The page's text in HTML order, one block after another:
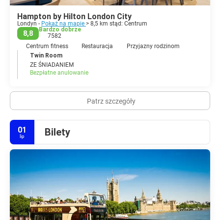
Hampton by Hilton London City
Londyn - Pokaż na mapie > 8,5 km stąd: Centrum
8,8
Bardzo dobrze
7582
Centrum fitness
Restauracja
Przyjazny rodzinom
Twin Room
ZE ŚNIADANIEM
Bezpłatne anulowanie
Patrz szczegóły
01
lip Bilety